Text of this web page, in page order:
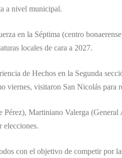
a nivel municipal.
en la Séptima (centro
locales de cara a 2027.
de Hechos en la Segunda
viernes, visitaron San Nicolás para
Pérez), Martiniano Valerga
elecciones.
con el objetivo de competir por